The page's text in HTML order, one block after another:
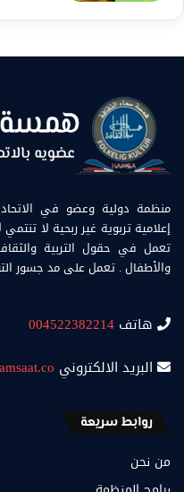
منظمة دولية وعضو في الاتحاد
إعلامية تربوية غير ربحية لا
تعمل في حقول التربية
والأطفال . تعمل على مد جسور
هاتف 004522382214
البريد الالكتروني
روابط سريعة
من نحن